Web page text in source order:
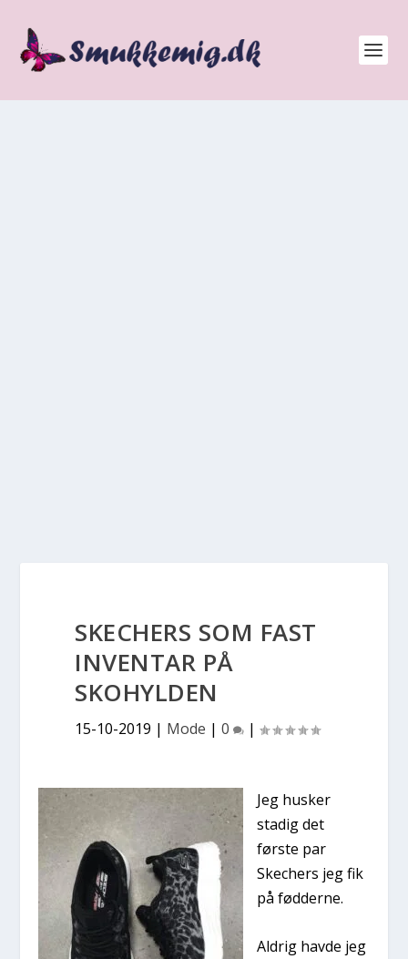
SKECHERS SOM FAST
INVENTAR PÅ
SKOHYLDEN
15-10-2019 | Mode |0 |
Jeg husker
stadig det
første par
Skechers jeg fik
på fødderne.
Aldrig havde jeg